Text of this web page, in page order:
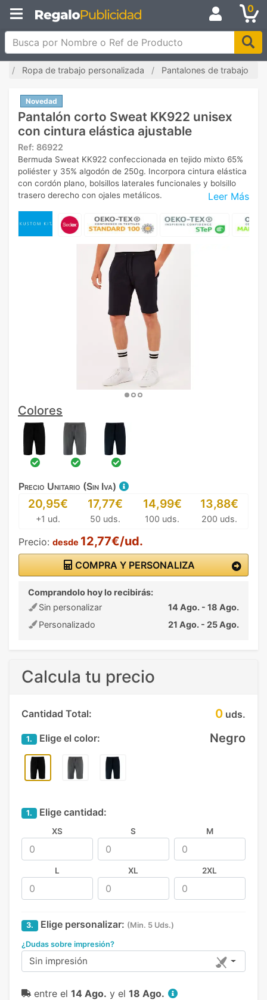
0
Busca por Nombre o Ref de Producto
Ropa de trabajo personalizada Pantalones de trabajo
Novedad
Pantalón corto Sweat KK922 unisex
con cintura elástica ajustable
Ref: 86922
Leer Más
Bermuda Sweat KK922 confeccionada en tejido mixto 65%
poliéster y 35% algodón de 250g. Incorpora cintura elástica
con cordón plano, bolsillos laterales funcionales y bolsillo
trasero derecho con ojales metálicos.
Colores
Precio Unitario (Sin Iva)
20,95€
+1 ud.
17,77€
50 uds.
14,99€
100 uds.
13,88€
200 uds.
Precio: desde 12,77€/ud.
COMPRA Y PERSONALIZA
Comprandolo hoy lo recibirás:
Sin personalizar
14 Ago. - 18 Ago.
Personalizado
21 Ago. - 25 Ago.
Calcula tu precio
Cantidad Total: 0 uds.
1. Elige el color: Negro
1. Elige cantidad:
XS S M
L XL 2XL
3. Elige personalizar: (Min. 5 Uds.)
¿Dudas sobre impresión?
Sin impresión
entre el 14 Ago. y el 18 Ago.